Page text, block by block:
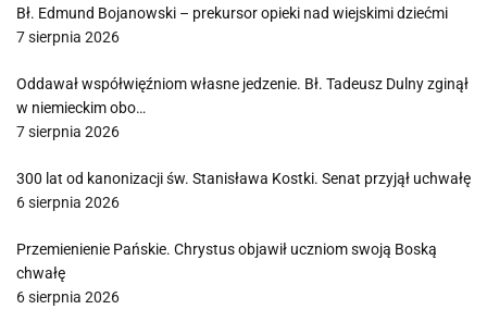
Bł. Edmund Bojanowski – prekursor opieki nad wiejskimi dziećmi
7 sierpnia 2026
Oddawał współwięźniom własne jedzenie. Bł. Tadeusz Dulny zginął
w niemieckim obo…
7 sierpnia 2026
300 lat od kanonizacji św. Stanisława Kostki. Senat przyjął uchwałę
6 sierpnia 2026
Przemienienie Pańskie. Chrystus objawił uczniom swoją Boską
chwałę
6 sierpnia 2026